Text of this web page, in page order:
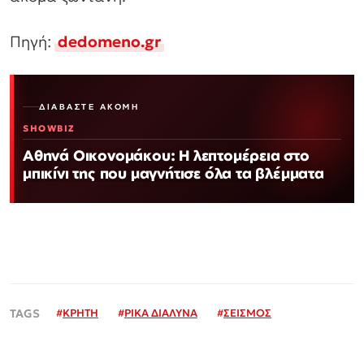
Πηγή:dedomeno.gr
ΔΙΑΒΆΣΤΕ ΑΚΌΜΗ
SHOWBIZ
Αθηνά Οικονομάκου: Η λεπτομέρεια στο
μπικίνι της που μαγνήτισε όλα τα βλέμματα
#ΚΡΗΤΗ #ΡΙΚΑ ΔΙΑΛΥΝΑ #ΣΕΙΣΜΟΣ